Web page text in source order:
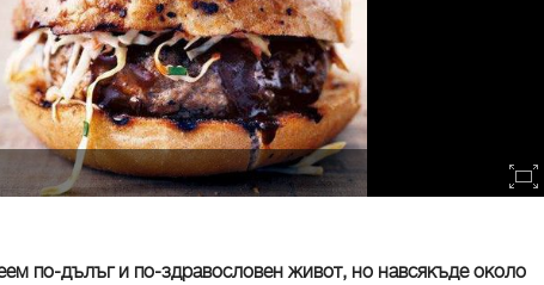
по-дълъг и по-здравословен живот, но навсякъде около